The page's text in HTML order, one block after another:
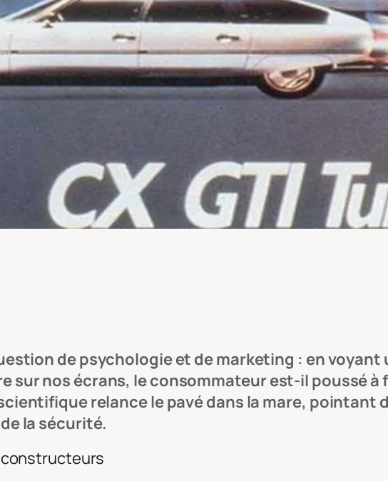
de psychologie et de marketing : en
sur nos écrans, le consommateur est-il poussé à
relance le pavé dans la mare,
la sécurité.
constructeurs